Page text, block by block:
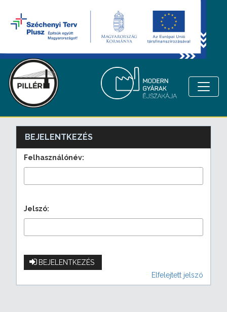
BEJELENTKEZÉS
Felhasználónév:
Jelszó:
BEJELENTKEZÉS
Elfelejtett jelszó